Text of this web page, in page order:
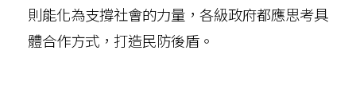
則能化為支撐社會的力量，各級政府都應思考具
體合作方式，打造民防後盾。